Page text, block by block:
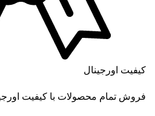
کیفیت اورجینال
فروش تمام محصولات با کیفیت